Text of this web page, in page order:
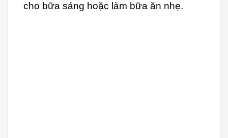
cho bữa sáng hoặc làm bữa ăn nhẹ.